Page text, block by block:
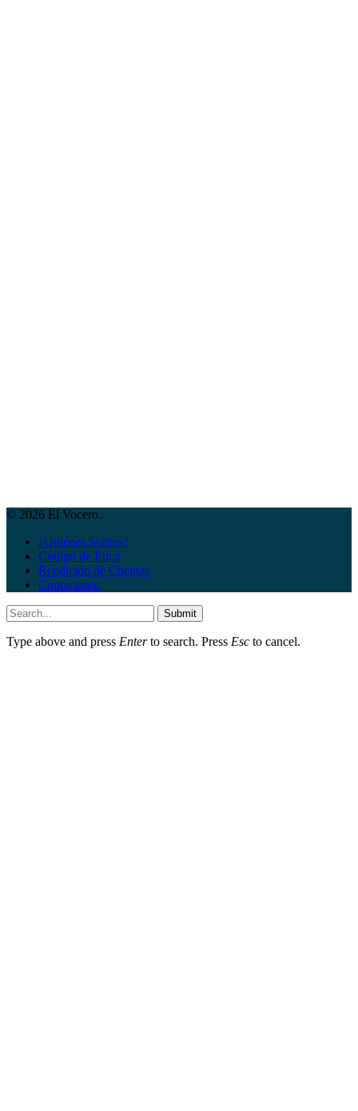
© 2026 El Vocero.
¿Quiénes Somos?
Código de Ética
Rendición de Cuentas
Contáctanos
Submit
Type above and press Enterto search. Press Esc to cancel.